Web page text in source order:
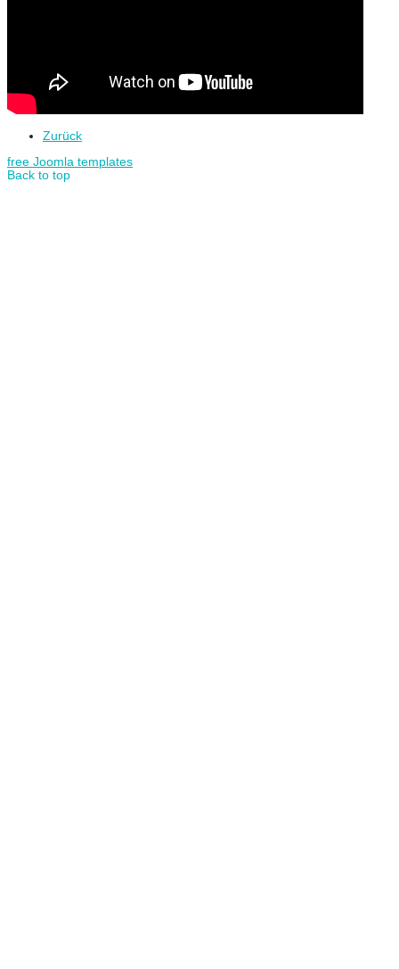
Zurück
free Joomla templates
Back to top